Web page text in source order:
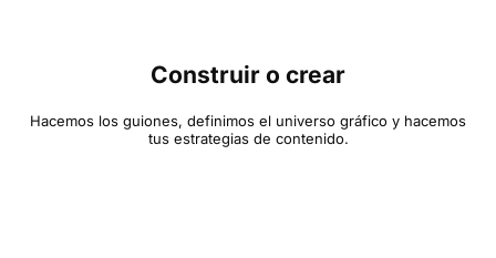
Construir o crear
Hacemos los guiones, definimos el universo gráfico y hacemos
tus estrategias de contenido.